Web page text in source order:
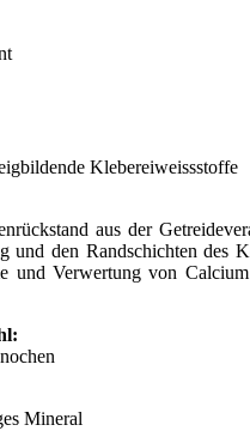
Klebereiweissstoffe
aus der
und den Randschichten des
und Verwertung von
Mineral